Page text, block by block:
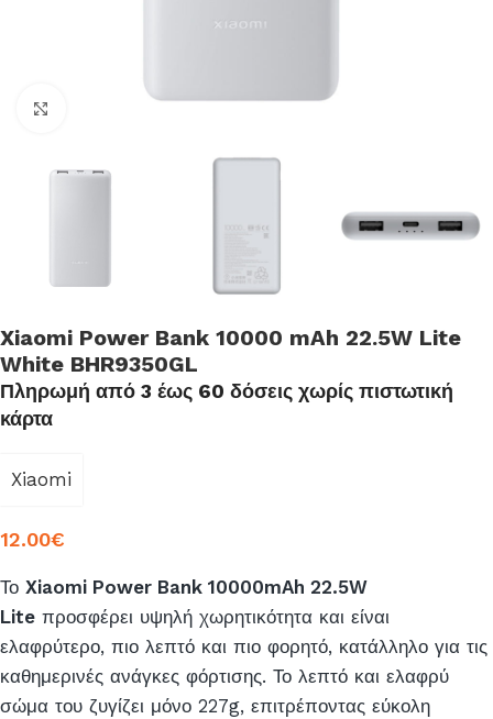
Click to enlarge
Xiaomi Power Bank 10000 mAh 22.5W Lite
White BHR9350GL
Πληρωμή από 3 έως 60 δόσεις χωρίς πιστωτική
κάρτα
Xiaomi
12.00€
Το Xiaomi Power Bank 10000mAh 22.5W
Lite προσφέρει υψηλή χωρητικότητα και είναι
ελαφρύτερο, πιο λεπτό και πιο φορητό, κατάλληλο για τις
καθημερινές ανάγκες φόρτισης. Το λεπτό και ελαφρύ
σώμα του ζυγίζει μόνο 227g, επιτρέποντας εύκολη